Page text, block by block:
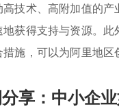
技术、高附加值的
获得支持与资源。
施，可以为阿里地
享：中小企